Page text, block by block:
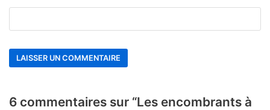
6 commentaires sur “Les encombrants à